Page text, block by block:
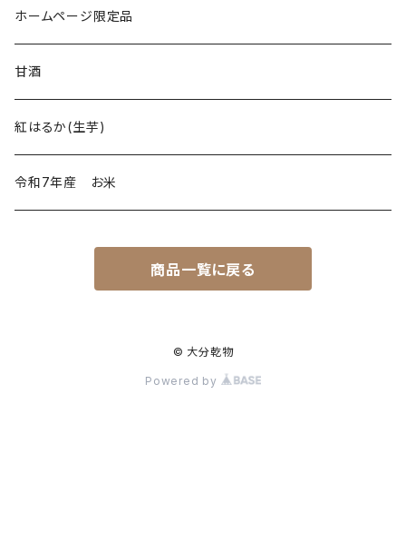
ホームページ限定品
甘酒
紅はるか(生芋)
令和7年産 お米
商品一覧に戻る
© 大分乾物
Powered by